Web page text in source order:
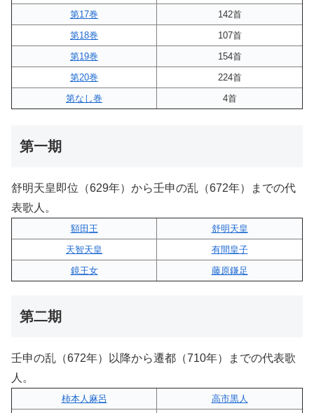
第17巻
142首
第18巻
107首
第19巻
154首
第20巻
224首
第なし巻
4首
第一期
舒明天皇即位（629年）から壬申の乱（672年）までの代
表歌人。
額田王
舒明天皇
天智天皇
有間皇子
鏡王女
藤原鎌足
第二期
壬申の乱（672年）以降から遷都（710年）までの代表歌
人。
柿本人麻呂
高市黒人